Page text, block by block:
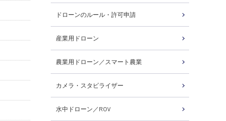
ドローンのルール・許可申請
産業用ドローン
農業用ドローン／スマート農業
カメラ・スタビライザー
水中ドローン／ROV